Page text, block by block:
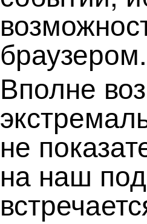
браузером.
Вполне
не
на наш